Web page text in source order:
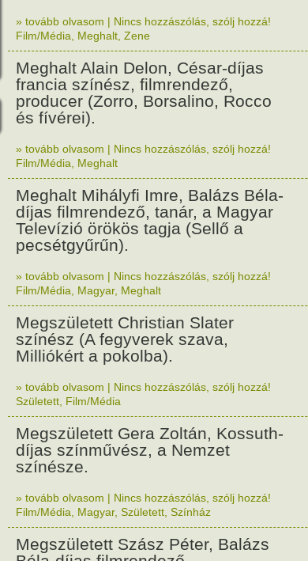
» tovább olvasom | Nincs hozzászólás, szólj hozzá!
Film/Média
Meghalt Zene
Meghalt Alain Delon, César-díjas
francia színész, filmrendező,
producer (Zorro, Borsalino, Rocco
és fívérei).
» tovább olvasom | Nincs hozzászólás, szólj hozzá!
Film/Média
Meghalt
Meghalt Mihályfi Imre, Balázs Béla-
díjas filmrendező, tanár, a Magyar
Televízió örökös tagja (Sellő a
pecsétgyűrűn).
» tovább olvasom | Nincs hozzászólás, szólj hozzá!
Film/Média
Magyar, Meghalt
Megszületett Christian Slater
színész (A fegyverek szava,
Milliókért a pokolba).
» tovább olvasom | Nincs hozzászólás, szólj hozzá!
Született Film/Média
Megszületett Gera Zoltán, Kossuth-
díjas színművész, a Nemzet
színésze.
» tovább olvasom | Nincs hozzászólás, szólj hozzá!
Film/Média
Magyar, Született Színház
Megszületett Szász Péter, Balázs